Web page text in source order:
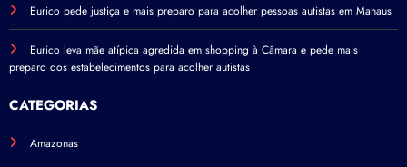
Eurico pede justiça e mais preparo para acolher pessoas autistas em Manaus
Eurico leva mãe atípica agredida em shopping à Câmara e pede mais
preparo dos estabelecimentos para acolher autistas
CATEGORIAS
Amazonas